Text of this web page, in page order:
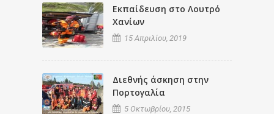
Εκπαίδευση στο Λουτρό
Χανίων
15 Απριλίου, 2019
Διεθνής άσκηση στην
Πορτογαλία
5 Οκτωβρίου, 2015